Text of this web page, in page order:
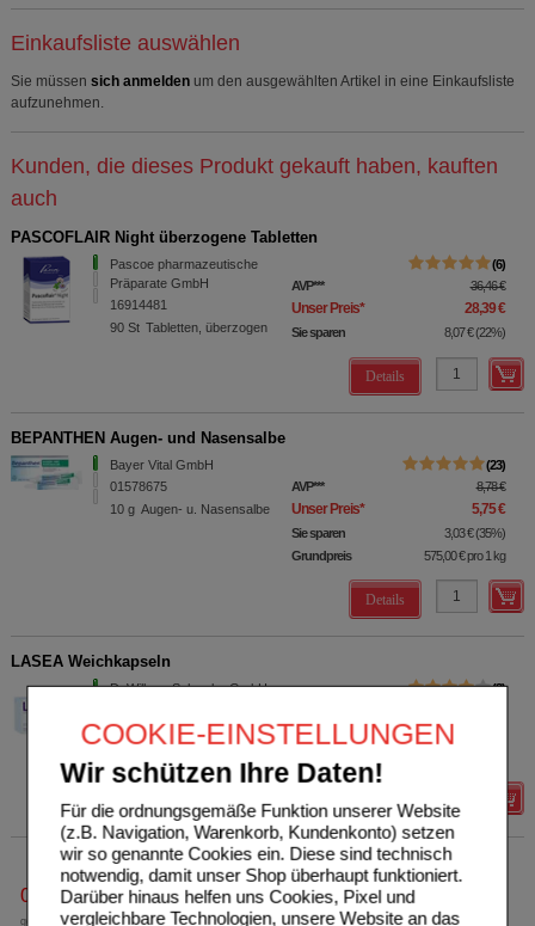
COOKIE-EINSTELLUNGEN
Wir schützen Ihre Daten!
Für die ordnungsgemäße Funktion unserer Website
(z.B. Navigation, Warenkorb, Kundenkonto) setzen
wir so genannte Cookies ein. Diese sind technisch
notwendig, damit unser Shop überhaupt funktioniert.
Darüber hinaus helfen uns Cookies, Pixel und
vergleichbare Technologien, unsere Website an das
Einkaufsliste auswählen
Sie müssen sich anmelden um den ausgewählten Artikel in eine Einkaufsliste
aufzunehmen.
Kunden, die dieses Produkt gekauft haben, kauften
auch
PASCOFLAIR Night überzogene Tabletten
Pascoe pharmazeutische
Präparate GmbH
16914481
90 St Tabletten, überzogen
6
AVP*** 36,46 €
Unser Preis* 28,39 €
Sie sparen 8,07 € (22%)
Details
BEPANTHEN Augen- und Nasensalbe
Bayer Vital GmbH
01578675
10 g Augen- u. Nasensalbe
23
AVP*** 8,78 €
Unser Preis* 5,75 €
Sie sparen 3,03 € (35%)
Grundpreis
575,00 €pro 1 kg
Details
LASEA Weichkapseln
Dr.Willmar Schwabe GmbH
05489632
3
Unser Preis
Details
0800-10 11 422
gebührenfreie Rufnummer